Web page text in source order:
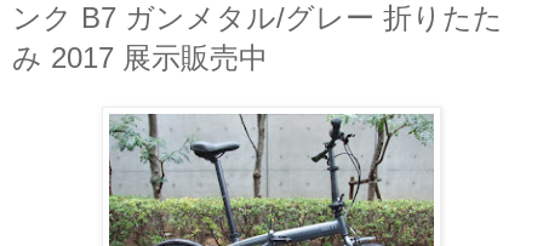
ンク B7 ガンメタル/グレー 折りたた
み 2017 展示販売中